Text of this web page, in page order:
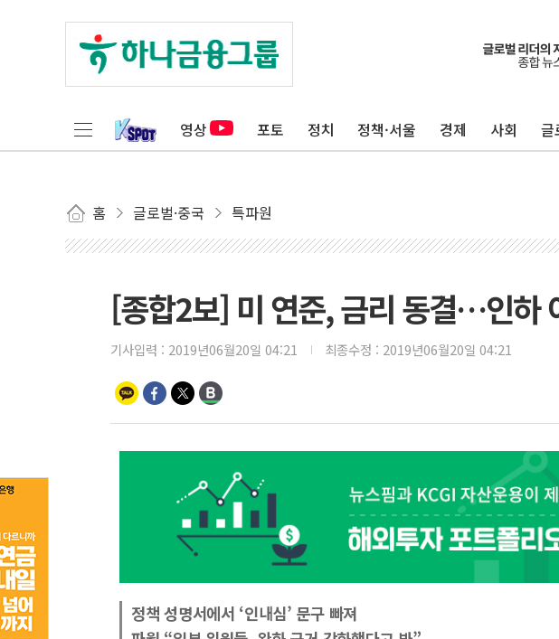
영상 포토 정치 정책·서울 경제 사회 글
홈 글로벌·중국 특파원
[종합2보] 미 연준, 금리 동결…인하
기사입력 : 2019년06월20일 04:21 최종수정 : 2019년06월20일 04:21
정책 성명서에서 ‘인내심’ 문구 빠져